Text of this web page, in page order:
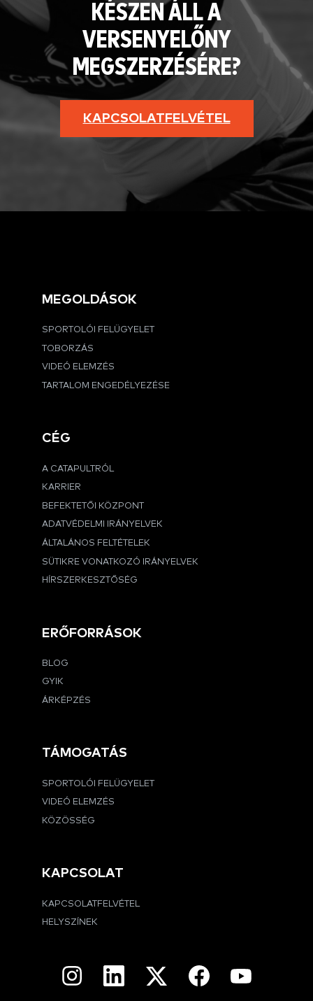
KÉSZEN ÁLL A
VERSENYELŐNY
MEGSZERZÉSÉRE?
KAPCSOLATFELVÉTEL
MEGOLDÁSOK
SPORTOLÓI FELÜGYELET
TOBORZÁS
VIDEÓ ELEMZÉS
TARTALOM ENGEDÉLYEZÉSE
CÉG
A CATAPULTRÓL
KARRIER
BEFEKTETŐI KÖZPONT
ADATVÉDELMI IRÁNYELVEK
ÁLTALÁNOS FELTÉTELEK
SÜTIKRE VONATKOZÓ IRÁNYELVEK
HÍRSZERKESZTŐSÉG
ERŐFORRÁSOK
BLOG
GYIK
ÁRKÉPZÉS
TÁMOGATÁS
SPORTOLÓI FELÜGYELET
VIDEÓ ELEMZÉS
KÖZÖSSÉG
KAPCSOLAT
KAPCSOLATFELVÉTEL
HELYSZÍNEK